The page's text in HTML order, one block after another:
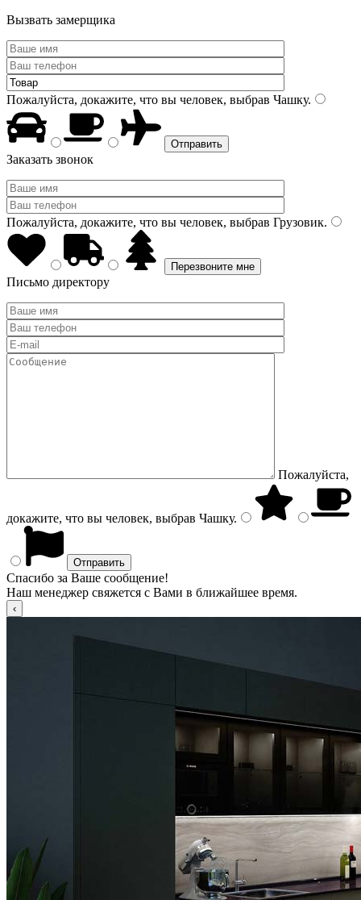
Вызвать замерщика
Пожалуйста, докажите, что вы человек, выбрав Чашку.
Заказать звонок
Пожалуйста, докажите, что вы человек, выбрав Грузовик.
Письмо директору
Пожалуйста,
докажите, что вы человек, выбрав Чашку.
Спасибо за Ваше сообщение!
Наш менеджер свяжется с Вами в ближайшее время.